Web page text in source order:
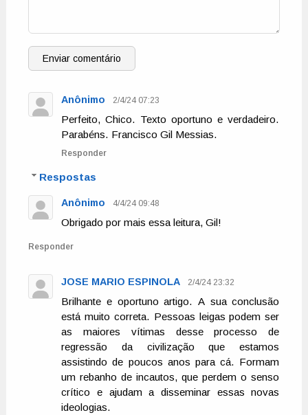
Enviar comentário
Anônimo 2/4/24 07:23
Perfeito, Chico. Texto oportuno e verdadeiro.
Parabéns. Francisco Gil Messias.
Responder
Respostas
Anônimo 4/4/24 09:48
Obrigado por mais essa leitura, Gil!
Responder
JOSE MARIO ESPINOLA 2/4/24 23:32
Brilhante e oportuno artigo. A sua conclusão
está muito correta. Pessoas leigas podem ser
as maiores vítimas desse processo de
regressão da civilização que estamos
assistindo de poucos anos para cá. Formam
um rebanho de incautos, que perdem o senso
crítico e ajudam a disseminar essas novas
ideologias.